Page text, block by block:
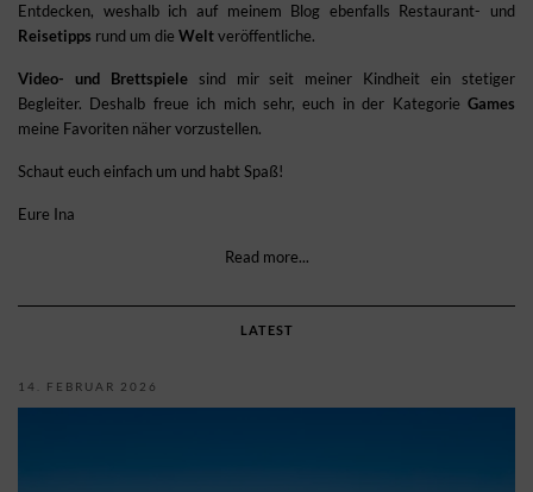
Entdecken, weshalb ich auf meinem Blog ebenfalls Restaurant- und
Reisetipps rund um die Weltveröffentliche.
Video- und Brettspielesind mir seit meiner Kindheit ein stetiger
Begleiter. Deshalb freue ich mich sehr, euch in der Kategorie Games
meine Favoriten näher vorzustellen.
Schaut euch einfach um und habt Spaß!
Eure Ina
Read more...
LATEST
14. FEBRUAR 2026